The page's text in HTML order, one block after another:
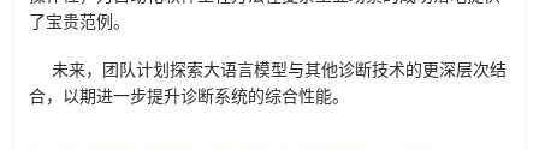
了宝贵范例。
未来，团队计划探索大语言模型与其他诊断技术的更深层次结
合， 以期进一步提升诊断系统的综合性能。